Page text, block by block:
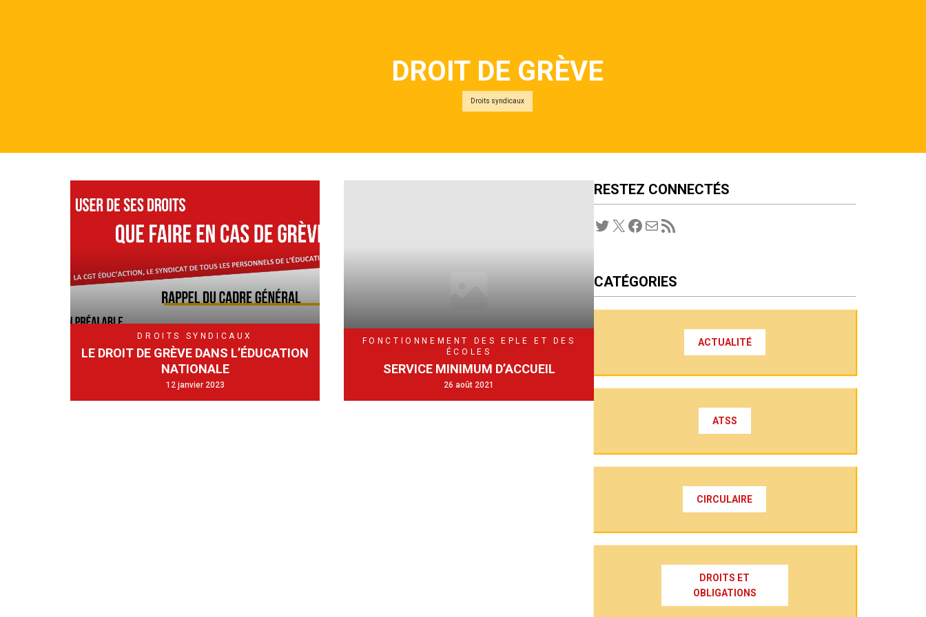
DROIT DE GRÈVE
Droits syndicaux
DROITS SYNDICAUX
LE DROIT DE GRÈVE DANS L’ÉDUCATION
NATIONALE
12 janvier 2023
FONCTIONNEMENT DES EPLE ET DES
ÉCOLES
SERVICE MINIMUM D’ACCUEIL
26 août 2021
RESTEZ CONNECTÉS
Twitter X Facebook E-mail Flux RSS
CATÉGORIES
ACTUALITÉ
ATSS
CIRCULAIRE
DROITS ET
OBLIGATIONS